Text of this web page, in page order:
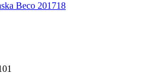
Beco 201718